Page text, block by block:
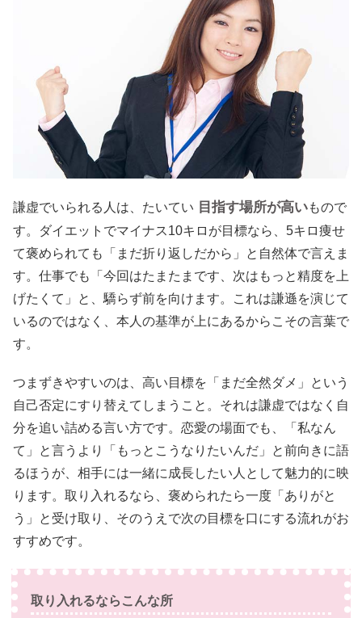
謙虚でいられる人は、たいてい 目指す場所が高いもので
す。ダイエットでマイナス10キロが目標なら、5キロ痩せ
て褒められても「まだ折り返しだから」と自然体で言えま
す。仕事でも「今回はたまたまです、次はもっと精度を上
げたくて」と、驕らず前を向けます。これは謙遜を演じて
いるのではなく、本人の基準が上にあるからこその言葉で
す。
つまずきやすいのは、高い目標を「まだ全然ダメ」という
自己否定にすり替えてしまうこと。それは謙虚ではなく自
分を追い詰める言い方です。恋愛の場面でも、「私なん
て」と言うより「もっとこうなりたいんだ」と前向きに語
るほうが、相手には一緒に成長したい人として魅力的に映
ります。取り入れるなら、褒められたら一度「ありがと
う」と受け取り、そのうえで次の目標を口にする流れがお
すすめです。
取り入れるならこんな所